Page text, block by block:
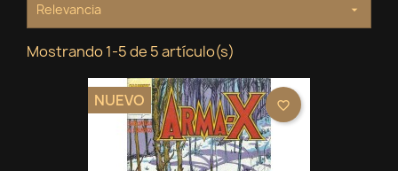
Relevancia 
Mostrando 1-5 de 5 artículo(s)
NUEVO favorite_border